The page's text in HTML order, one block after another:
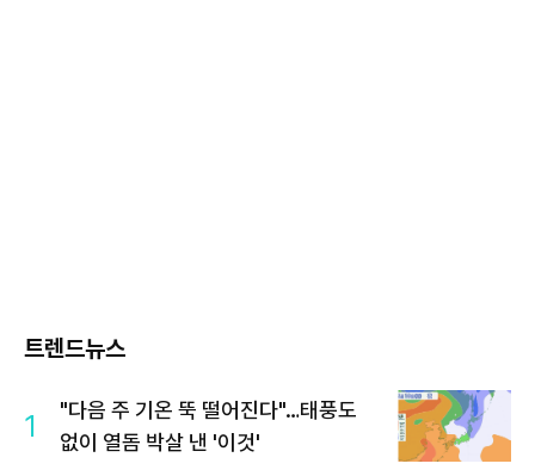
트렌드뉴스
1
"다음 주 기온 뚝 떨어진다"…태풍도
없이 열돔 박살 낸 '이것'